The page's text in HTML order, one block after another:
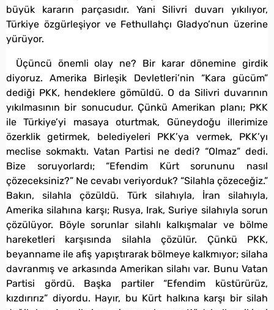
büyük kararın parçasıdır. Yani Silivri duvarı yıkılıyor,
Türkiye özgürleşiyor ve Fethullahçı Gladyo’nun üzerine
yürüyor.
Üçüncü önemli olay ne? Bir karar dönemine girdik
diyoruz. Amerika Birleşik Devletleri’nin “Kara gücüm”
dediği PKK, hendeklere gömüldü. O da Silivri duvarının
yıkılmasının bir sonucudur. Çünkü Amerikan planı; PKK
ile Türkiye’yi masaya oturtmak, Güneydoğu illerimize
özerklik getirmek, belediyeleri PKK’ya vermek, PKK’yı
meclise sokmaktı. Vatan Partisi ne dedi? “Olmaz” dedi.
Bize soruyorlardı; “Efendim Kürt sorununu nasıl
çözeceksiniz?” Ne cevabı veriyorduk? “Silahla çözeceğiz.”
Bakın, silahla çözüldü. Türk silahıyla, İran silahıyla,
Amerika silahına karşı; Rusya, Irak, Suriye silahıyla sorun
çözülüyor. Böyle sorunlar silahlı kalkışmalar ve bölme
hareketleri karşısında silahla çözülür. Çünkü PKK,
beyanname ile afiş yapıştırarak bölmeye kalkmıyor; silaha
davranmış ve arkasında Amerikan silahı var. Bunu Vatan
Partisi gördü. Başka partiler “Efendim küstürürüz,
kızdırırız” diyordu. Hayır, bu Kürt halkına karşı bir silah